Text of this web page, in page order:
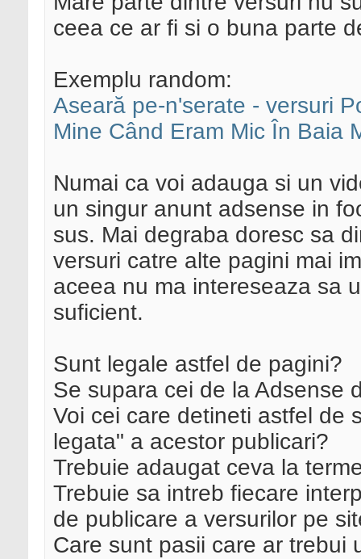
ceea ce ar fi si o buna parte
Exemplu random:
Aseară pe-n'serate - versuri
Mine Când Eram Mic În Baia
Numai ca voi adauga si un
un singur anunt adsense in
sus. Mai degraba doresc sa
versuri catre alte pagini mai
aceea nu ma intereseaza sa
suficient.
Sunt legale astfel de pagini?
Se supara cei de la Adsense
Voi cei care detineti astfel de
legata" a acestor publicari?
Trebuie adaugat ceva la
Trebuie sa intreb fiecare
de publicare a versurilor pe
Care sunt pasii care ar trebui